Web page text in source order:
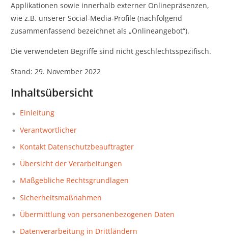
Applikationen sowie innerhalb externer Onlinepräsenzen,
wie z.B. unserer Social-Media-Profile (nachfolgend
zusammenfassend bezeichnet als „Onlineangebot“).
Die verwendeten Begriffe sind nicht geschlechtsspezifisch.
Stand: 29. November 2022
Inhaltsübersicht
Einleitung
Verantwortlicher
Kontakt Datenschutzbeauftragter
Übersicht der Verarbeitungen
Maßgebliche Rechtsgrundlagen
Sicherheitsmaßnahmen
Übermittlung von personenbezogenen Daten
Datenverarbeitung in Drittländern